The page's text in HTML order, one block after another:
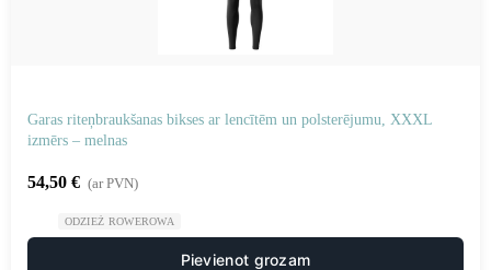
Garas riteņbraukšanas bikses ar lencītēm un polsterējumu, XXXL
izmērs – melnas
54,50 € (ar PVN)
ODZIEŻ ROWEROWA
Pievienot grozam